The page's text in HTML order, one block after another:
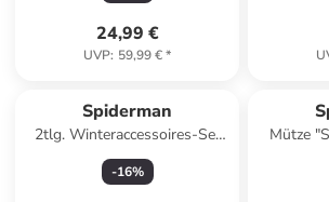
24,99 €
UVP: 59,99 €*
Spiderman
2tlg. Winteraccessoires-Set
"Spiderman" in Blau
-16%
Mütze